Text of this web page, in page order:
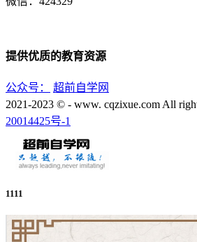
提供优质的教育资源
公众号：
超前自学网
2021-2023 © - www. cqzixue.com All
20014425号-1
1111